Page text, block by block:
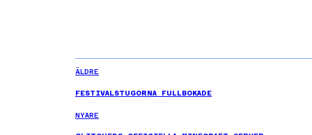
ÄLDRE
FESTIVALSTUGORNA FULLBOKADE
NYARE